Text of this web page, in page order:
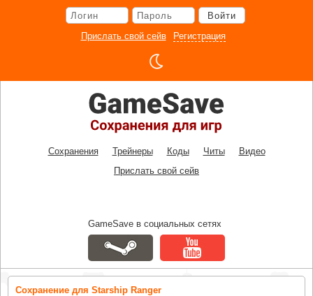
Войти
Прислать свой сейв
Регистрация
Сохранения Трейнеры Коды Читы
Видео
Прислать свой сейв
GameSave в социальных сетях
Сохранение для Starship Ranger